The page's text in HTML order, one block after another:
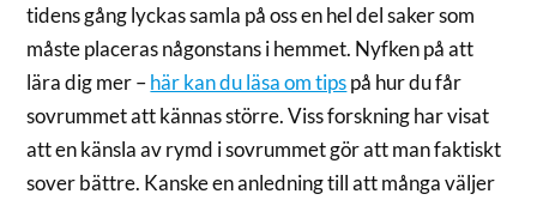
tidens gång lyckas samla på oss en hel del saker som
måste placeras någonstans i hemmet. Nyfken på att
lära dig mer –här kan du läsa om tipspå hur du får
sovrummet att kännas större. Viss forskning har visat
att en känsla av rymd i sovrummet gör att man faktiskt
sover bättre. Kanske en anledning till att många väljer